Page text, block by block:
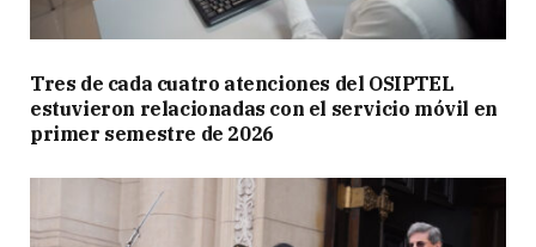
Tres de cada cuatro atenciones del OSIPTEL
estuvieron relacionadas con el servicio móvil en
primer semestre de 2026